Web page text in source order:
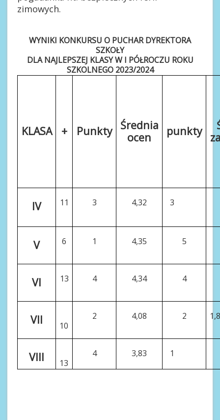
zimowych.
WYNIKI KONKURSU O PUCHAR DYREKTORA
SZKOŁY
DLA NAJLEPSZEJ KLASY W I PÓŁROCZU ROKU
SZKOLNEGO 2023/2024
KLASA + Punkty
Średnia
ocen
punkty
IV 11 3 4,32 3
V 6 1 4,35 5
VI 13 4 4,34 4
VII 10
2 4,08 2
VIII 13
4 3,83 1